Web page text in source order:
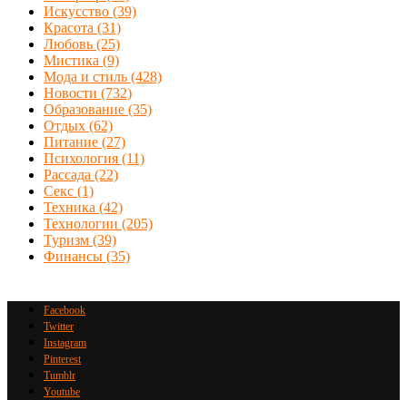
Искусство (39)
Красота (31)
Любовь (25)
Мистика (9)
Мода и стиль (428)
Новости (732)
Образование (35)
Отдых (62)
Питание (27)
Психология (11)
Рассада (22)
Секс (1)
Техника (42)
Технологии (205)
Туризм (39)
Финансы (35)
Facebook
Twitter
Instagram
Pinterest
Tumblr
Youtube